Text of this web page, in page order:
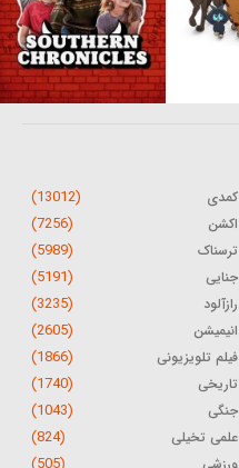
کمدی (13012)
اکشن (7256)
ترسناک (5989)
جنایی (5191)
رازآلود (3235)
انیمیشن (2605)
فیلم تلویزیونی (1866)
تاریخی (1740)
جنگی (1043)
علمی تخیلی (824)
ورزشی